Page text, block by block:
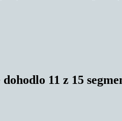
11 z 15